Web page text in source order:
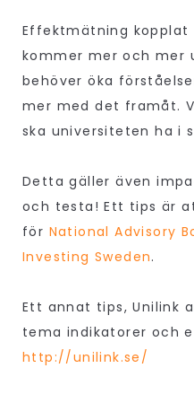
Effektmätning
kommer mer och mer
behöver öka
mer med det framåt.
ska universiteten ha i
Detta gäller även
och testa! Ett tips är
för National Advisory
Investing Sweden.
Ett annat tips, Unilink
tema indikatorer och
http://unilink.se/